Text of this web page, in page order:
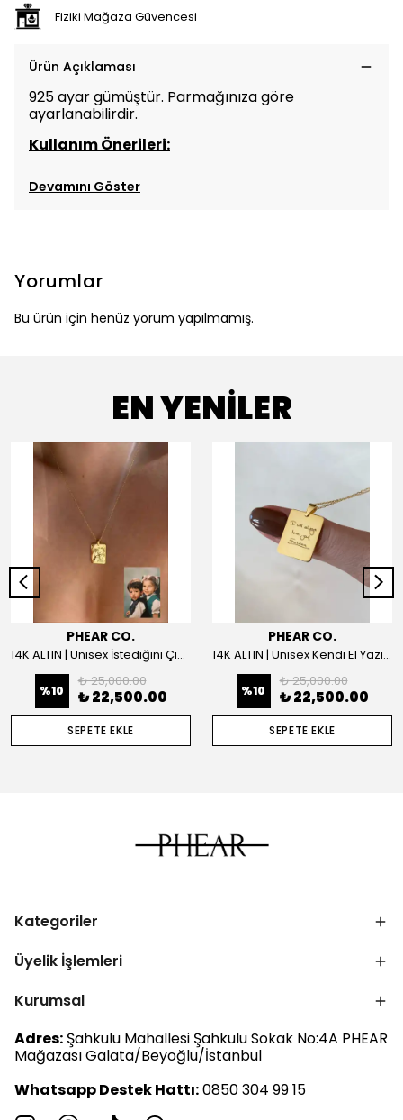
Fiziki Mağaza Güvencesi
Ürün Açıklaması
925 ayar gümüştür. Parmağınıza göre
ayarlanabilirdir.
Kullanım Önerileri:
Devamını Göster
Yorumlar
Bu ürün için henüz yorum yapılmamış.
EN YENİLER
PHEAR CO.
14K ALTIN | Unisex İstediğini Çizdir Kolye
%10
₺ 25,000.00
₺ 22,500.00
SEPETE EKLE
PHEAR CO.
14K ALTIN | Unisex Kendi El Yazın ile İstediğini Yazdır Plaka Kolye
%10
₺ 25,000.00
₺ 22,500.00
SEPETE EKLE
Kategoriler
Üyelik İşlemleri
Kurumsal
Adres: Şahkulu Mahallesi Şahkulu Sokak No:4A PHEAR
Mağazası Galata/Beyoğlu/İstanbul
Whatsapp Destek Hattı:0850 304 99 15